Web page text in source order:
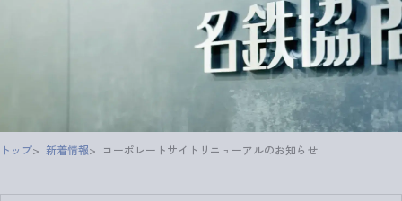
トップ 新着情報 コーポレートサイトリニューアルのお知らせ